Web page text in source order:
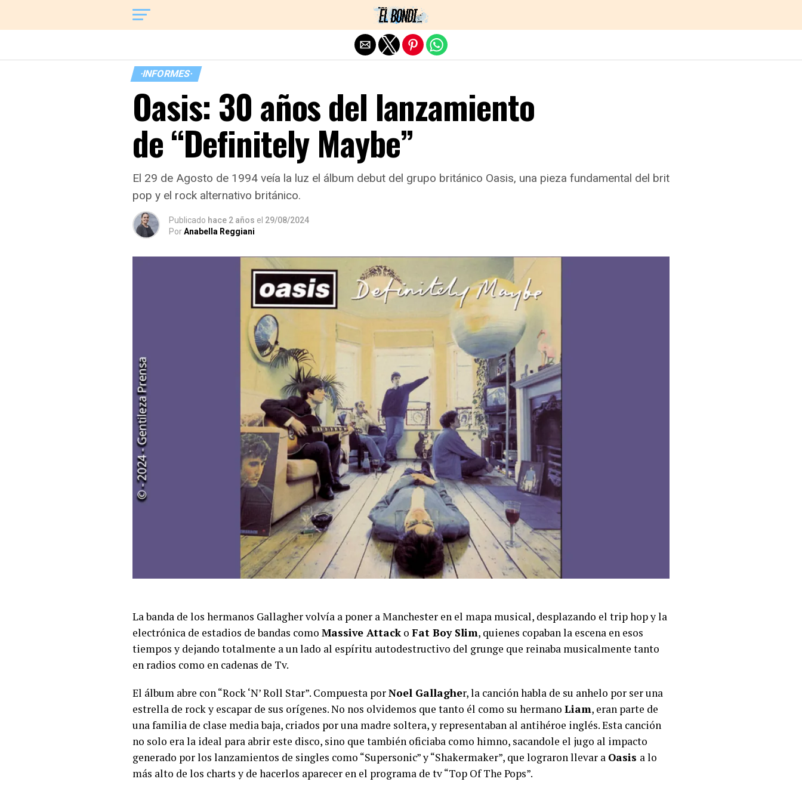
·INFORMES·
Oasis: 30 años del lanzamiento
de “Definitely Maybe”
El 29 de Agosto de 1994 veía la luz el álbum debut del grupo británico Oasis, una pieza fundamental del brit
pop y el rock alternativo británico.
Publicado hace 2 años el 29/08/2024
PorAnabella Reggiani
La banda de los hermanos Gallagher volvía a poner a Manchester en el mapa musical, desplazando el trip hop y la
electrónica de estadios de bandas como Massive Attack o Fat Boy Slim, quienes copaban la escena en esos
tiempos y dejando totalmente a un lado al espíritu autodestructivo del grunge que reinaba musicalmente tanto
en radios como en cadenas de Tv.
El álbum abre con “Rock ‘N’ Roll Star”. Compuesta porNoel Gallagher, la canción habla de su anhelo por ser una
estrella de rock y escapar de sus orígenes. No nos olvidemos que tanto él como su hermano Liam, eran parte de
una familia de clase media baja, criados por una madre soltera, y representaban al antihéroe inglés. Esta canción
no solo era la ideal para abrir este disco, sino que también oficiaba como himno, sacandole el jugo al impacto
generado por los lanzamientos de singles como “Supersonic” y “Shakermaker”, que lograron llevar a Oasis a lo
más alto de los charts y de hacerlos aparecer en el programa de tv “Top Of The Pops”.
Exit mobile version